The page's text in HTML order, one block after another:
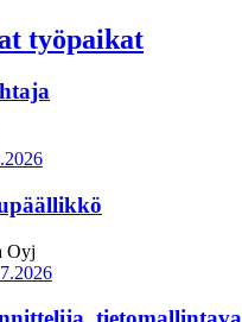
työpaikat
Oyj